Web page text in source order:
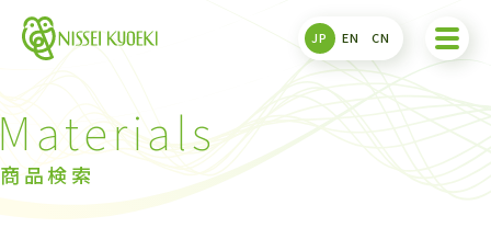
JP EN CN
商品検索